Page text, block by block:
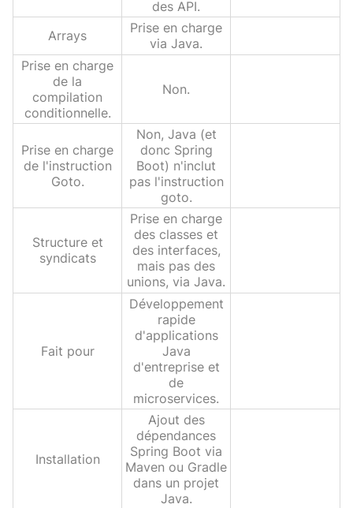
des API.
Arrays
Prise en charge
via Java.
Prise en charge
de la
compilation
conditionnelle.
Non.
Prise en charge
de l'instruction
Goto.
Non, Java (et
donc Spring
Boot) n'inclut
pas l'instruction
goto.
Structure et
syndicats
Prise en charge
des classes et
des interfaces,
mais pas des
unions, via Java.
Fait pour
Développement
rapide
d'applications
Java
d'entreprise et
de
microservices.
Installation
Ajout des
dépendances
Spring Boot via
Maven ou Gradle
dans un projet
Java.